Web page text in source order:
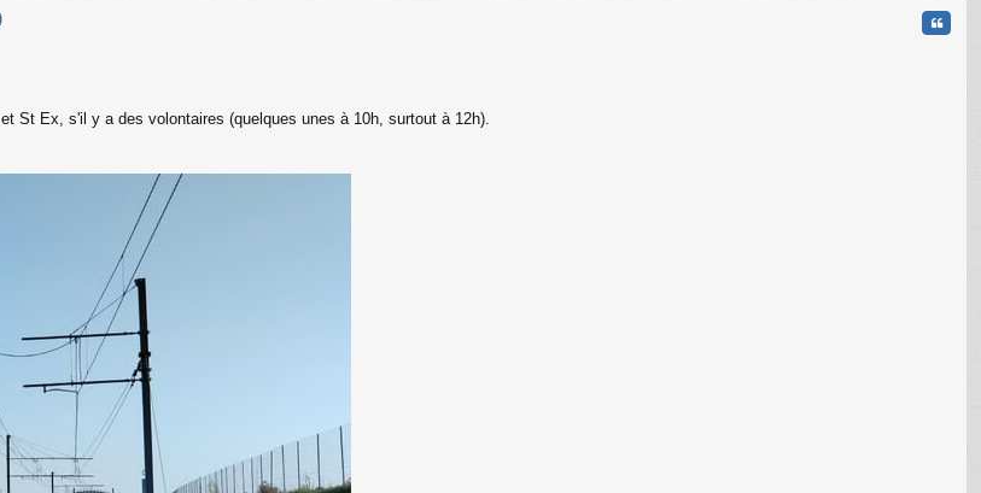
St Ex, s'il y a des volontaires (quelques unes à 10h, surtout à 12h).